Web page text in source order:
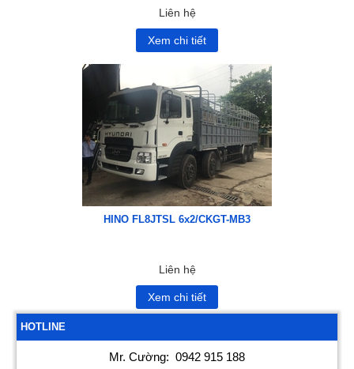
Liên hệ
Xem chi tiết
HINO FL8JTSL 6x2/CKGT-MB3
Liên hệ
Xem chi tiết
HOTLINE
Mr. Cường: 0942 915 188